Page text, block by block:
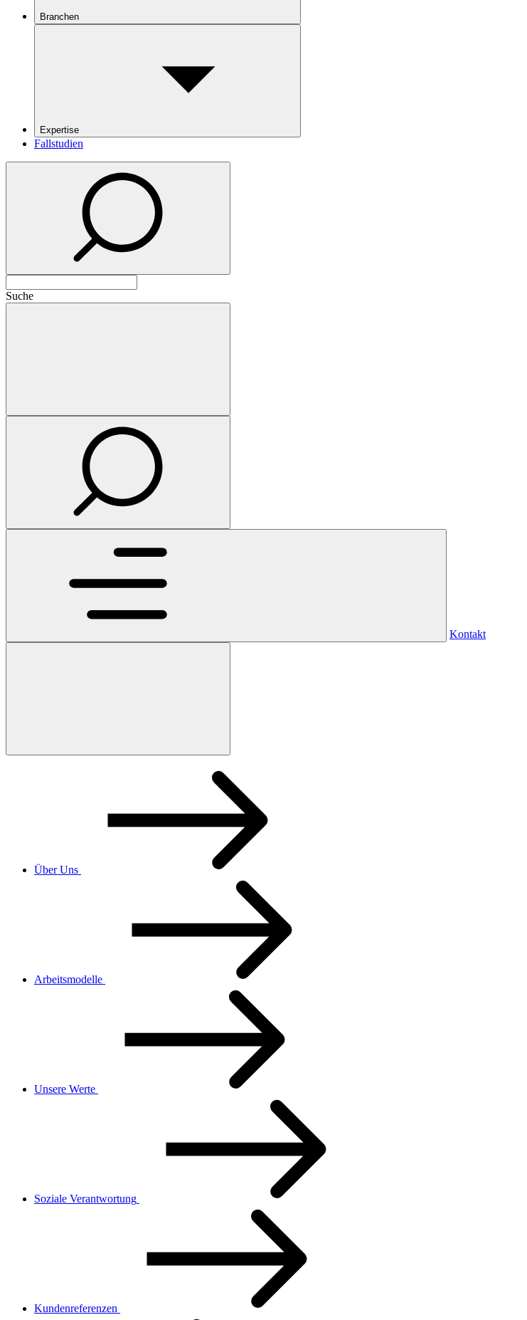
Branchen
Expertise
Fallstudien
Suche
Kontakt
Über Uns
Arbeitsmodelle
Unsere Werte
Soziale Verantwortung
Kundenreferenzen